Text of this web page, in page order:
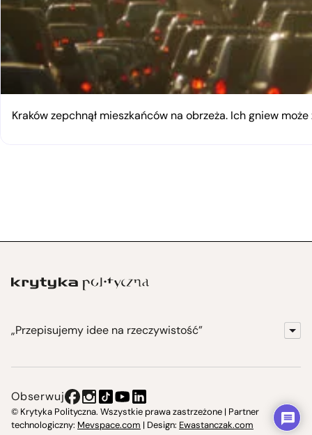
Kraków zepchnął mieszkańców na obrzeża. Ich gniew
„Przepisujemy idee na rzeczywistość”
Instytut Krytyki Politycznej
Obserwuj
© Krytyka Polityczna. Wszystkie prawa zastrzeżone | Partner
technologiczny: Mevspace.com | Design: Ewastanczak.com